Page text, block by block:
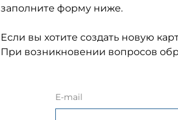
заполните форму ниже.
Если вы хотите создать новую
При возникновении вопросов
E-mail